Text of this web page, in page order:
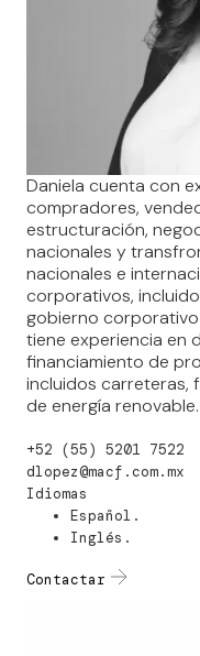
Daniela cuenta con
compradores,
estructuración,
nacionales y
nacionales e
corporativos,
gobierno
tiene experiencia en
financiamiento de
incluidos carreteras,
de energía renovable.
+52 (55) 5201 7522
dlopez@macf.com.mx
Idiomas
Español.
Inglés.
Contactar